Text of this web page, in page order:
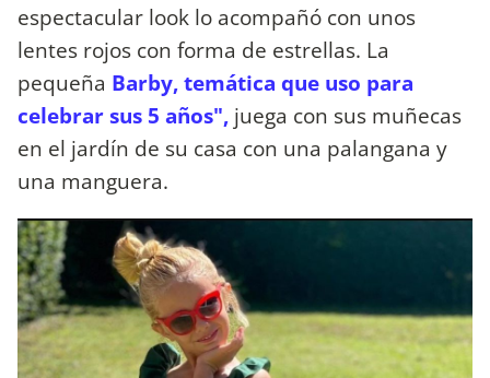
espectacular look lo acompañó con unos
lentes rojos con forma de estrellas. La
pequeña Barby, temática que uso para
celebrar sus 5 años", juega con sus muñecas
en el jardín de su casa con una palangana y
una manguera.